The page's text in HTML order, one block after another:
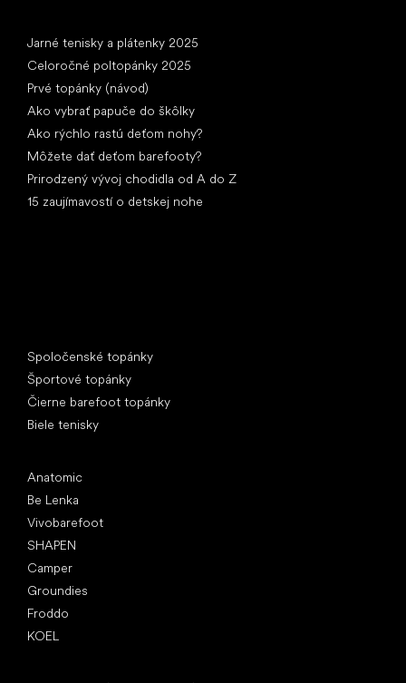
Jarné tenisky a plátenky 2025
Celoročné poltopánky 2025
Prvé topánky (návod)
Ako vybrať papuče do škôlky
Ako rýchlo rastú deťom nohy?
Môžete dať deťom barefooty?
Prirodzený vývoj chodidla od A do Z
15 zaujímavostí o detskej nohe
Spoločenské topánky
Športové topánky
Čierne barefoot topánky
Biele tenisky
Anatomic
Be Lenka
Vivobarefoot
SHAPEN
Camper
Groundies
Froddo
KOEL